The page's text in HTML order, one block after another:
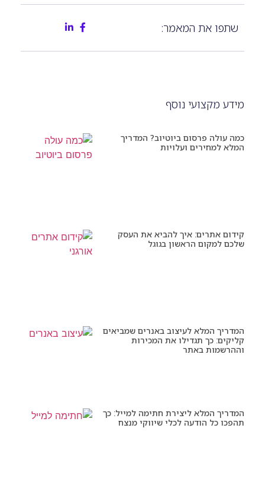
שתפו את המאמר:
מידע מקצועי נוסף
כמה עולה פרסום ביוטיוב? המדריך
המלא למחירים ועלויות
קידום אתרים: איך להביא את העסק
שלכם למקום הראשון בגוגל
המדריך המלא לעיצוב באנרים שמביאים
קליקים: כך תגדילו את המכירות
וההרשמות באתר
המדריך המלא ליצירת חתימה למייל: כך
תהפכו כל הודעה לכלי שיווקי מנצח